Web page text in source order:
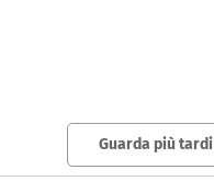
Guarda più tardi